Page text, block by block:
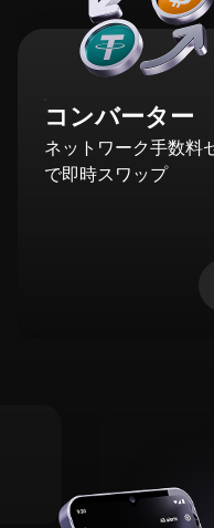
コンバーター
ネットワーク手数料
で即時スワップ